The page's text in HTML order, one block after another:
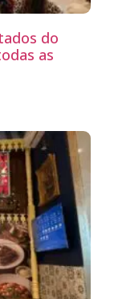
do
as